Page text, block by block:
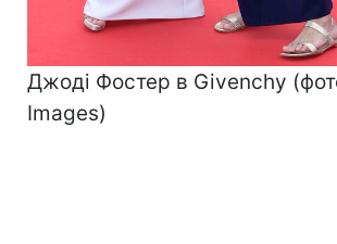
Джоді Фостер в Givenchy
Images)